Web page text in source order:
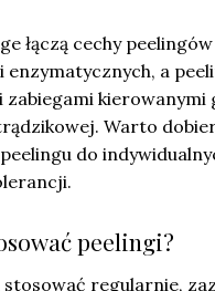
łączą cechy peelingów
enzymatycznych, a
zabiegami kierowanymi
Warto
do
peelingi?
stosować regularnie,